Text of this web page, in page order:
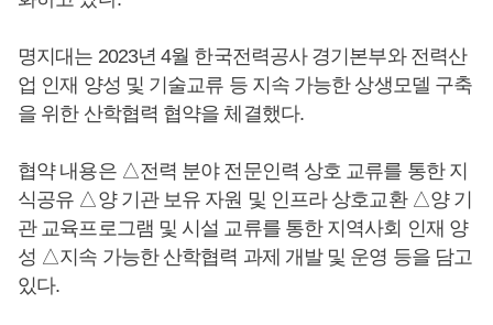
명지대는 2023년 4월 한국전력공사 경기본부와 전력산
업 인재 양성 및 기술교류 등 지속 가능한 상생모델 구축
을 위한 산학협력 협약을 체결했다.
협약 내용은 △전력 분야 전문인력 상호 교류를 통한 지
식공유 △양 기관 보유 자원 및 인프라 상호교환 △양 기
관 교육프로그램 및 시설 교류를 통한 지역사회 인재 양
성 △지속 가능한 산학협력 과제 개발 및 운영 등을 담고
있다.